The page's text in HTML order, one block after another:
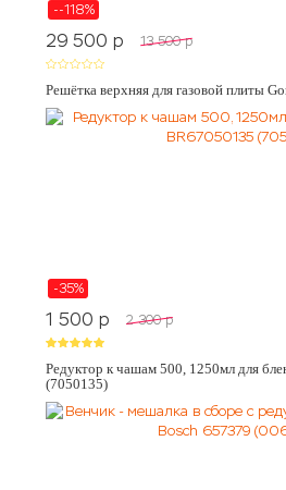
--118%
29 500 p 13 500 p
Решётка верхняя для газовой плиты
-35%
1 500 p 2 300 p
Редуктор к чашам 500, 1250мл для
(7050135)